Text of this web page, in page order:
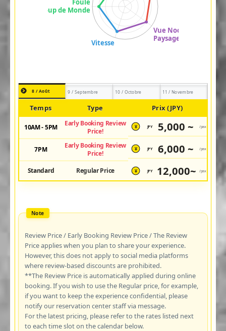
8 / Août 9 / Septembre 10 / Octobre 11 / Novembre
Temps Type Prix (JPY)
10AM - 5PM
Early Booking Review
Price!
¥ JPY 5,000 ~ /pax
7PM
Early Booking Review
Price!
¥ JPY 6,000 ~ /pax
Standard Regular Price ¥ JPY 12,000~ /pax
Review Price / Early Booking Review Price / The Review
Price applies when you plan to share your experience.
However, this does not apply to social media platforms
where review-based discounts are prohibited.
**The Review Price is automatically applied during online
booking. If you wish to use the Regular price, for example,
if you want to keep the experience confidential, please
notify our reservation center staff via message.
For the latest pricing, please refer to the rates listed next
to each time slot on the calendar below.